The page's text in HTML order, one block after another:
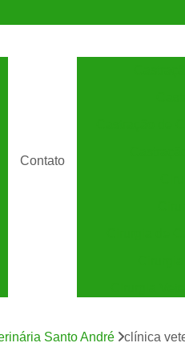
Contato
Clínica
Santo André clínica